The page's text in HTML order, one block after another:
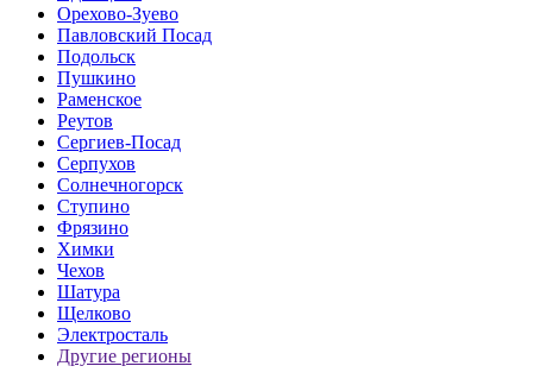
Орехово-Зуево
Павловский Посад
Подольск
Пушкино
Раменское
Реутов
Сергиев-Посад
Серпухов
Солнечногорск
Ступино
Фрязино
Химки
Чехов
Шатура
Щелково
Электросталь
Другие регионы